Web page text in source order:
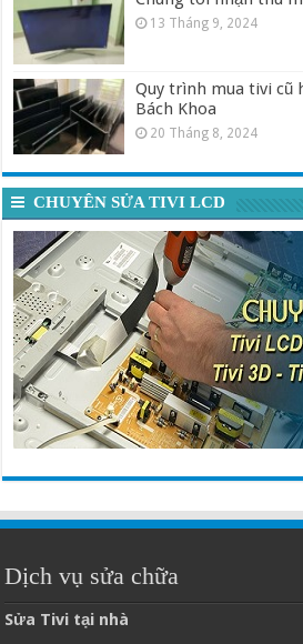
13 Tháng 9, 2024
Quy trình mua tivi cũ
Bách Khoa
20 Tháng 8, 2024
CHUYÊN SỬA TIVI LCD
Dịch vụ sửa chữa
Sửa Tivi tại nhà